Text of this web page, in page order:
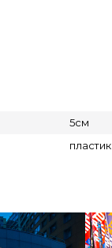
5см
пластик